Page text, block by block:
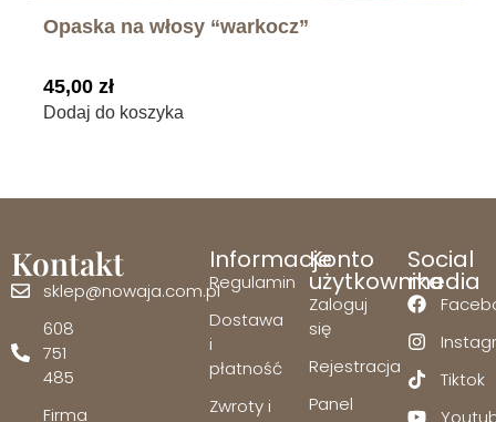
Opaska na włosy “warkocz”
45,00zł
Dodaj do koszyka
Kontakt
sklep@nowaja.com.pl
608
751
485
Firma
Informacje
Regulamin
Dostawa
i
płatność
Zwroty i
Konto
użytkownika
Zaloguj
się
Rejestracja
Panel
Social
media
Tiktok